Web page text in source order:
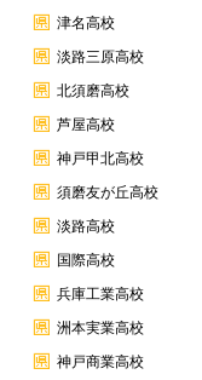
津名高校
淡路三原高校
北須磨高校
芦屋高校
神戸甲北高校
須磨友が丘高校
淡路高校
国際高校
兵庫工業高校
洲本実業高校
神戸商業高校